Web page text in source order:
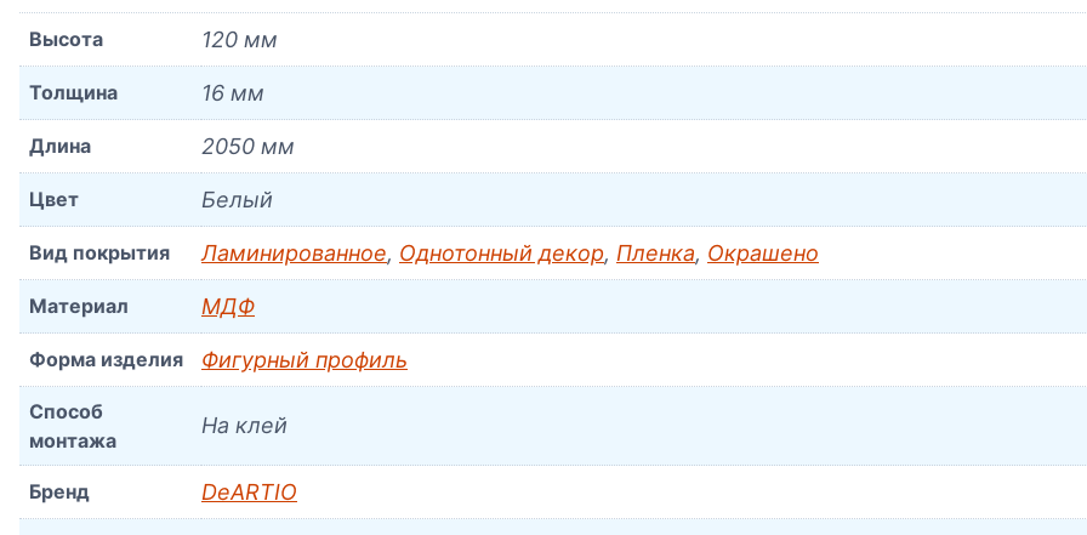
Высота 120 мм
Толщина 16 мм
Длина 2050 мм
Цвет Белый
Вид покрытия Ламинированное, Однотонный декор, Пленка, Окрашено
Материал МДФ
Форма изделия Фигурный профиль
Способ
монтажа
На клей
Бренд DeARTIO